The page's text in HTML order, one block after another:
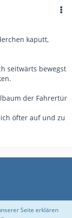
kaputt,
seitwärts bewegst
der Fahrertür
öfter auf und zu
Seite erklären